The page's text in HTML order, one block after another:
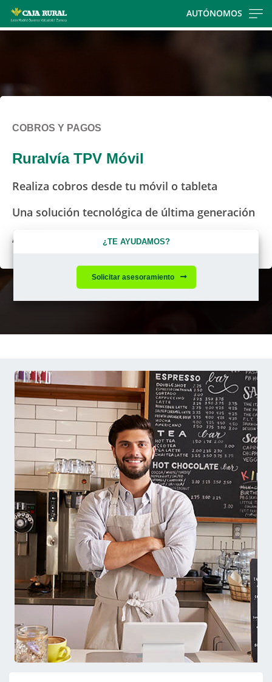
AUTÓNOMOS
COBROS Y PAGOS
Ruralvía TPV Móvil
Realiza cobros desde tu móvil o tableta
Una solución tecnológica de última generación
Aplicación de descarga gratuita
¿TE AYUDAMOS?
Solicitar asesoramiento